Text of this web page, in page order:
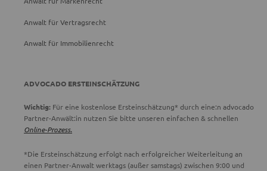
Anwalt für Vertragsrecht
Anwalt für Immobilienrecht
ADVOCADO ERSTEINSCHÄTZUNG
Wichtig: Für eine kostenlose Ersteinschätzung* durch eine:n advocado
Partner-Anwält:in nutzen Sie bitte unseren einfachen & schnellen
Online-Prozess.
*Die Ersteinschätzung erfolgt nach erfolgreicher Weiterleitung an
einen Partner-Anwalt werktags (außer samstags) zwischen 9:00 und